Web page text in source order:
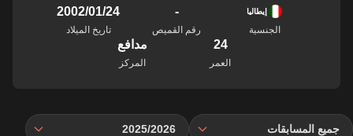
إيطاليا
الجنسية
-
رقم القميص
24‏/01‏/2002
تاريخ الميلاد
24
العمر
مدافع
المركز
جميع المسابقات 2025/2026